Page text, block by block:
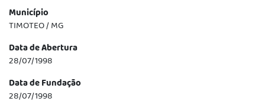
Município
TIMOTEO / MG
Data de Abertura
28/07/1998
Data de Fundação
28/07/1998